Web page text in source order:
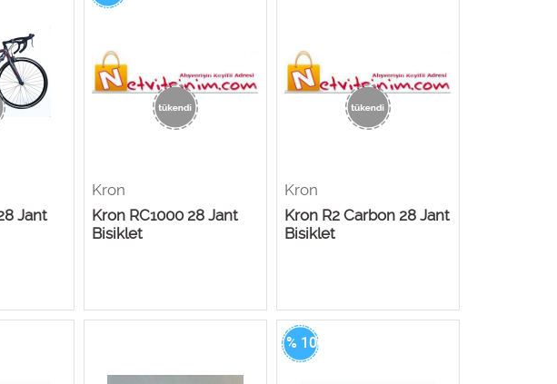
Jant
Kron
Kron RC1000 28 Jant
Bisiklet
Kron
Kron R2 Carbon 28 Jant
Bisiklet
% 100